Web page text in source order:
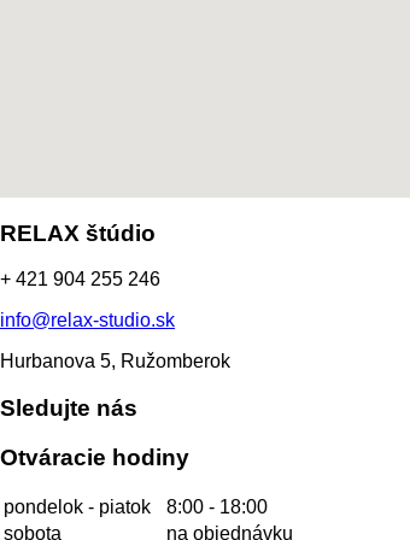
RELAX štúdio
+ 421 904 255 246
info@relax-studio.sk
Hurbanova 5, Ružomberok
Sledujte nás
Otváracie hodiny
pondelok - piatok
8:00 - 18:00
sobota
na objednávku